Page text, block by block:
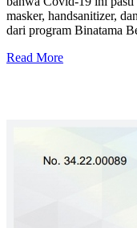
masker, handsanitizer,
dari program Binatama
Read More